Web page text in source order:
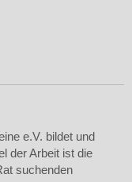
e.V. bildet und
der Arbeit ist die
suchenden